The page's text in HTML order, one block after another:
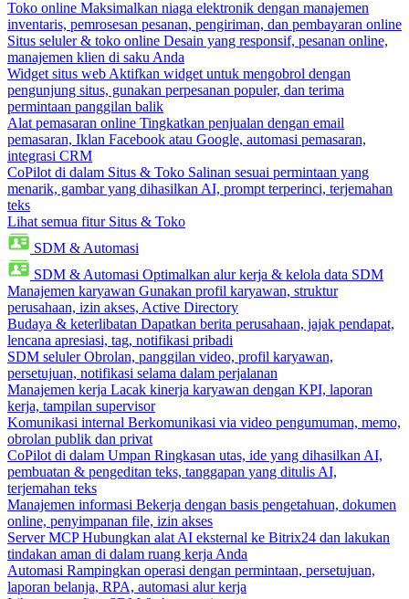
Toko online Maksimalkan niaga elektronik dengan manajemen
inventaris, pemrosesan pesanan, pengiriman, dan pembayaran online
Situs seluler & toko online Desain yang responsif, pesanan online,
manajemen klien di saku Anda
Widget situs web Aktifkan widget untuk mengobrol dengan
pengunjung situs, gunakan perpesanan populer, dan terima
permintaan panggilan balik
Alat pemasaran online Tingkatkan penjualan dengan email
pemasaran, Iklan Facebook atau Google, automasi pemasaran,
integrasi CRM
CoPilot di dalam Situs & Toko Salinan sesuai permintaan yang
menarik, gambar yang dihasilkan AI, prompt terperinci, terjemahan
teks
Lihat semua fitur Situs & Toko
SDM & Automasi
SDM & Automasi Optimalkan alur kerja & kelola data SDM
Manajemen karyawan Gunakan profil karyawan, struktur
perusahaan, izin akses, Active Directory
Budaya & keterlibatan Dapatkan berita perusahaan, jajak pendapat,
lencana apresiasi, tag, notifikasi pribadi
SDM seluler Obrolan, panggilan video, profil karyawan,
persetujuan, notifikasi selama dalam perjalanan
Manajemen kerja Lacak kinerja karyawan dengan KPI, laporan
kerja, tampilan supervisor
Komunikasi internal Berkomunikasi via video pengumuman, memo,
obrolan publik dan privat
CoPilot di dalam Umpan Ringkasan utas, ide yang dihasilkan AI,
pembuatan & pengeditan teks, tanggapan yang ditulis AI,
terjemahan teks
Manajemen informasi Bekerja dengan basis pengetahuan, dokumen
online, penyimpanan file, izin akses
Server MCP Hubungkan alat AI eksternal ke Bitrix24 dan lakukan
tindakan aman di dalam ruang kerja Anda
Automasi Rampingkan operasi dengan permintaan, persetujuan,
laporan belanja, RPA, automasi alur kerja